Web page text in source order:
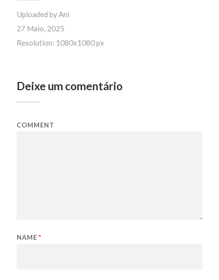
Uploaded byAni
27 Maio, 2025
Resolution: 1080x1080 px
Deixe um comentário
COMMENT
NAME *